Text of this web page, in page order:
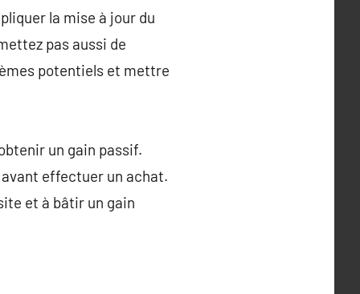
la mise à jour du
pas aussi de
potentiels et mettre
un gain passif.
effectuer un achat.
et à bâtir un gain